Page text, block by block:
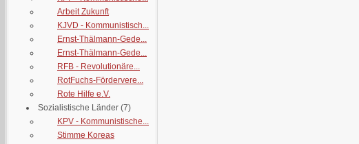
Arbeit Zukunft
KJVD - Kommunistisch...
Ernst-Thälmann-Gede...
Ernst-Thälmann-Gede...
RFB - Revolutionäre...
RotFuchs-Fördervere...
Rote Hilfe e.V.
Sozialistische Länder (7)
KPV - Kommunistische...
Stimme Koreas